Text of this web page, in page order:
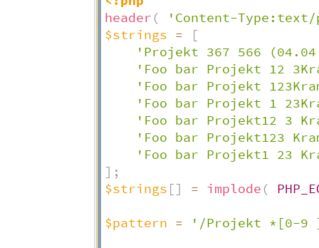
header (
'Content-
$strings =
[
'Projekt 367 566
'Foo bar Projekt 12
'Foo bar Projekt
'Foo bar Projekt 1
'Foo bar Projekt12 3
'Foo bar Projekt123
'Foo bar Projekt1 23
] ;
$strings [] = implode (
$pattern = '/Projekt *[0-